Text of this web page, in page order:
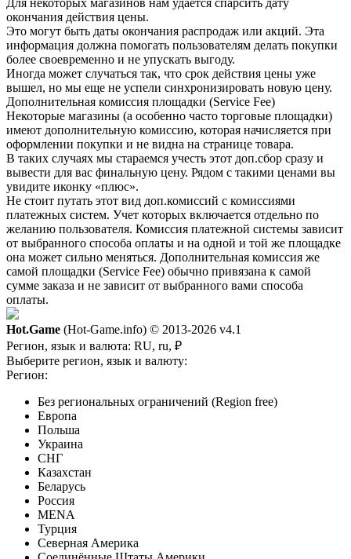
Для некоторых магазинов нам удается спарсить дату
окончания действия цены.
Это могут быть даты окончания распродаж или акций. Эта
информация должна помогать пользователям делать покупки
более своевременно и не упускать выгоду.
Иногда может случаться так, что срок действия цены уже
вышел, но мы еще не успели синхронизировать новую цену.
Дополнительная комиссия площадки (Service Fee)
Некоторые магазины (а особенно часто торговые площадки)
имеют дополнительную комиссию, которая начисляется при
оформлении покупки и не видна на странице товара.
В таких случаях мы стараемся учесть этот доп.сбор сразу и
вывести для вас финальную цену. Рядом с такими ценами вы
увидите иконку «плюс».
Не стоит путать этот вид доп.комиссий с комиссиями
платежных систем. Учет которых включается отдельно по
желанию пользователя. Комиссия платежной системы зависит
от выбранного способа оплаты и на одной и той же площадке
она может сильно меняться. Дополнительная комиссия же
самой площадки (Service Fee) обычно привязана к самой
сумме заказа и не зависит от выбранного вами способа
оплаты.
Hot.Game (Hot-Game.info) © 2013-2026 v4.1
Регион, язык и валюта: RU, ru, ₽
Выберите регион, язык и валюту:
Регион:
Без региональных ограничений (Region free)
Европа
Польша
Украина
СНГ
Казахстан
Беларусь
Россия
MENA
Турция
Северная Америка